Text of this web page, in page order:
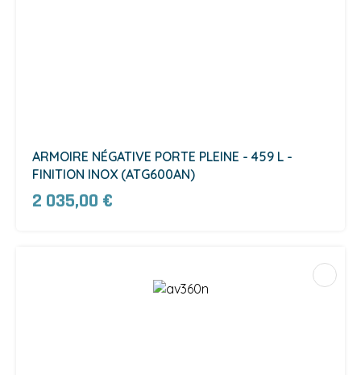
ARMOIRE NÉGATIVE PORTE PLEINE - 459 L -
FINITION INOX (ATG600AN)
2 035,00 €